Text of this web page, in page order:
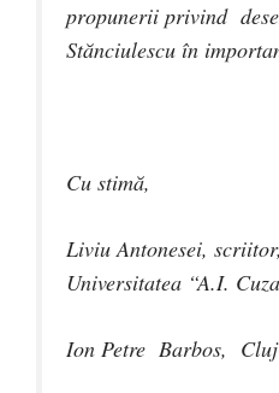
propunerii privind
Stănciulescu în
Cu stimă,
Liviu Antonesei,
Universitatea “A.I.
Ion Petre Barbos,